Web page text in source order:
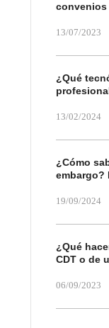
convenios
13/07/2023
¿Qué
13/02/2024
¿Cómo
embargo?
19/09/2024
¿Qué
CDT o de
06/09/2023